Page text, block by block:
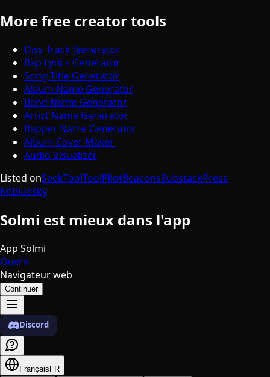
More free creator tools
Diss Track Generator
Rap Lyrics Generator
Song Title Generator
Album Name Generator
Band Name Generator
Artist Name Generator
Rapper Name Generator
Album Cover Maker
Audio Visualizer
Listed onSeekToolToolPilotBeaconsSubstackPress
KitBluesky
Solmi est mieux dans l'app
App Solmi
Ouvrir
Navigateur web
Continuer
Discord
Français FR